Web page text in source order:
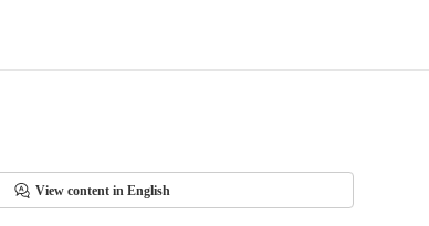
View content in English